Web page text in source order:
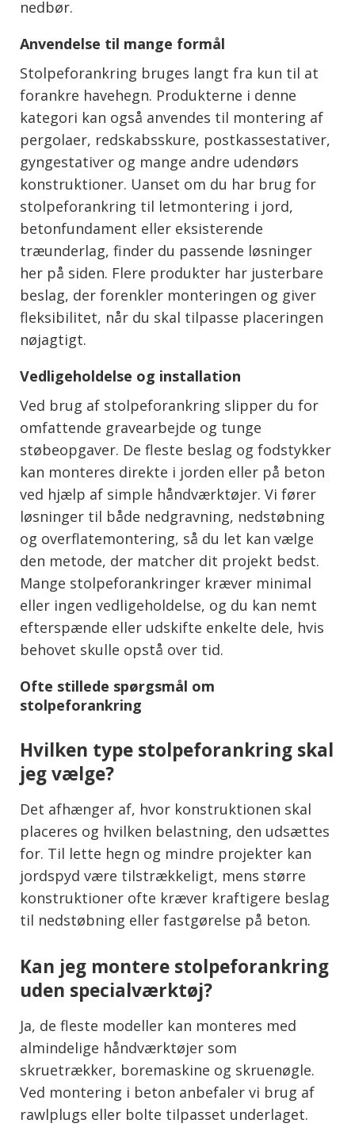
nedbør.
Anvendelse til mange formål
Stolpeforankring bruges langt fra kun til at
forankre havehegn. Produkterne i denne
kategori kan også anvendes til montering af
pergolaer, redskabsskure, postkassestativer,
gyngestativer og mange andre udendørs
konstruktioner. Uanset om du har brug for
stolpeforankring til letmontering i jord,
betonfundament eller eksisterende
træunderlag, finder du passende løsninger
her på siden. Flere produkter har justerbare
beslag, der forenkler monteringen og giver
fleksibilitet, når du skal tilpasse placeringen
nøjagtigt.
Vedligeholdelse og installation
Ved brug af stolpeforankring slipper du for
omfattende gravearbejde og tunge
støbeopgaver. De fleste beslag og fodstykker
kan monteres direkte i jorden eller på beton
ved hjælp af simple håndværktøjer. Vi fører
løsninger til både nedgravning, nedstøbning
og overflatemontering, så du let kan vælge
den metode, der matcher dit projekt bedst.
Mange stolpeforankringer kræver minimal
eller ingen vedligeholdelse, og du kan nemt
efterspænde eller udskifte enkelte dele, hvis
behovet skulle opstå over tid.
Ofte stillede spørgsmål om
stolpeforankring
Hvilken type stolpeforankring skal
jeg vælge?
Det afhænger af, hvor konstruktionen skal
placeres og hvilken belastning, den udsættes
for. Til lette hegn og mindre projekter kan
jordspyd være tilstrækkeligt, mens større
konstruktioner ofte kræver kraftigere beslag
til nedstøbning eller fastgørelse på beton.
Kan jeg montere stolpeforankring
uden specialværktøj?
Ja, de fleste modeller kan monteres med
almindelige håndværktøjer som
skruetrækker, boremaskine og skruenøgle.
Ved montering i beton anbefaler vi brug af
rawlplugs eller bolte tilpasset underlaget.